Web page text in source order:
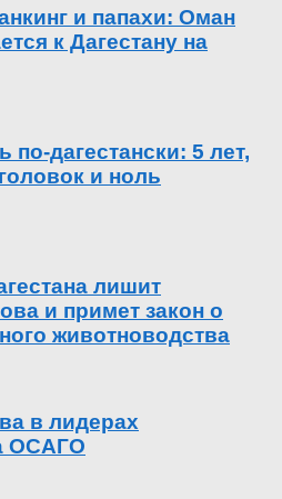
и папахи: Оман
к Дагестану на
по-дагестански: 5 лет,
и ноль
лишит
и примет закон о
животноводства
в лидерах
ОСАГО